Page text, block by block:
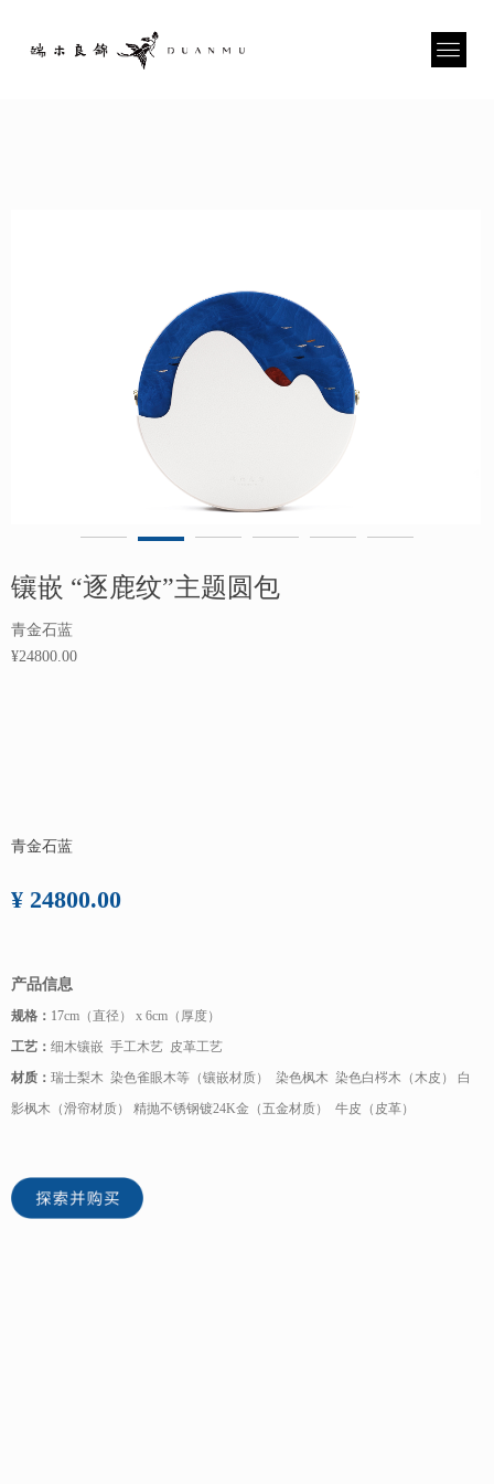
镶嵌 “逐鹿纹”主题圆包
青金石蓝
¥24800.00
青金石蓝
¥ 24800.00
产品信息
规格： 17cm（直径） x 6cm（厚度）
工艺： 细木镶嵌 手工木艺 皮革工艺
材质： 瑞士梨木 染色雀眼木等（镶嵌材质） 染色枫木 染色白梣木（木皮） 白
影枫木（滑帘材质） 精抛不锈钢镀24K金（五金材质） 牛皮（皮革）